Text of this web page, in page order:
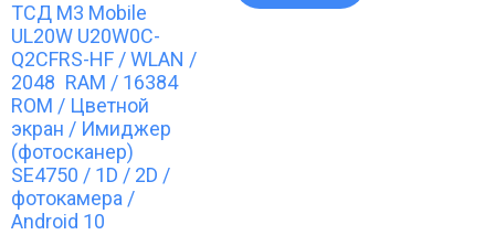
ТСД M3 Mobile
UL20W U20W0C-
Q2CFRS-HF / WLAN /
2048 RAM / 16384
ROM / Цветной
экран / Имиджер
(фотосканер)
SE4750 / 1D / 2D /
фотокамера /
Android 10